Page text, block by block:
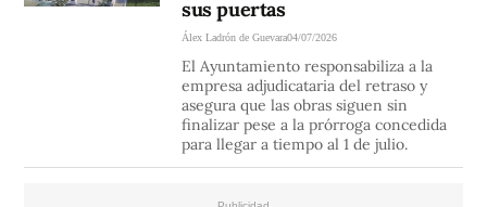
sus puertas
Álex Ladrón de Guevara04/07/2026
El Ayuntamiento responsabiliza a la
empresa adjudicataria del retraso y
asegura que las obras siguen sin
finalizar pese a la prórroga concedida
para llegar a tiempo al 1 de julio.